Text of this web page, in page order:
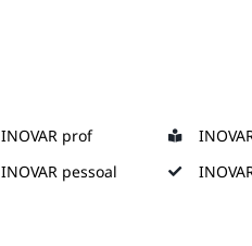
INOVAR prof
INOVAR pessoal